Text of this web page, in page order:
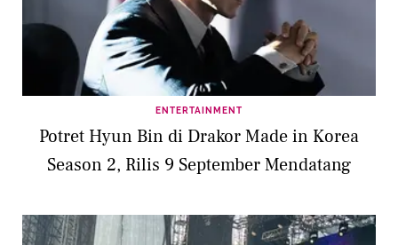
ENTERTAINMENT
Potret Hyun Bin di Drakor Made in Korea
Season 2, Rilis 9 September Mendatang